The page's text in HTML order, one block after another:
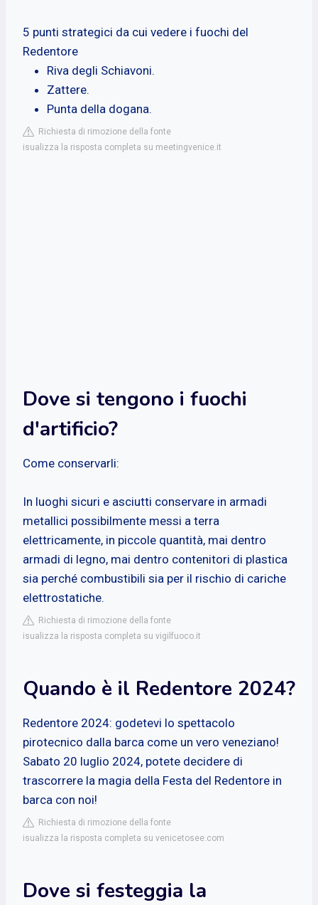
5 punti strategici da cui vedere i fuochi del
Redentore
Riva degli Schiavoni.
Zattere.
Punta della dogana.
Richiesta di rimozione della fonte
isualizza la risposta completa su meetingvenice.it
Dove si tengono i fuochi
d'artificio?
Come conservarli:
In luoghi sicuri e asciutti conservare in armadi
metallici possibilmente messi a terra
elettricamente, in piccole quantità, mai dentro
armadi di legno, mai dentro contenitori di plastica
sia perché combustibili sia per il rischio di cariche
elettrostatiche.
Richiesta di rimozione della fonte
isualizza la risposta completa su vigilfuoco.it
Quando è il Redentore 2024?
Redentore 2024: godetevi lo spettacolo
pirotecnico dalla barca come un vero veneziano!
Sabato 20 luglio 2024, potete decidere di
trascorrere la magia della Festa del Redentore in
barca con noi!
Richiesta di rimozione della fonte
isualizza la risposta completa su venicetosee.com
Dove si festeggia la